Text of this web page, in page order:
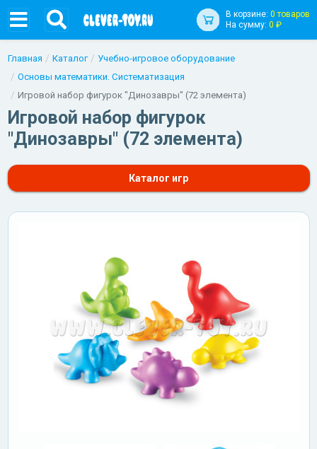
В корзине: 0 товаров
На сумму: 0 ₽
Главная Каталог
Учебно-игровое оборудование
Основы математики. Систематизация
Игровой набор фигурок "Динозавры" (72 элемента)
Игровой набор фигурок
"Динозавры" (72 элемента)
Каталог игр